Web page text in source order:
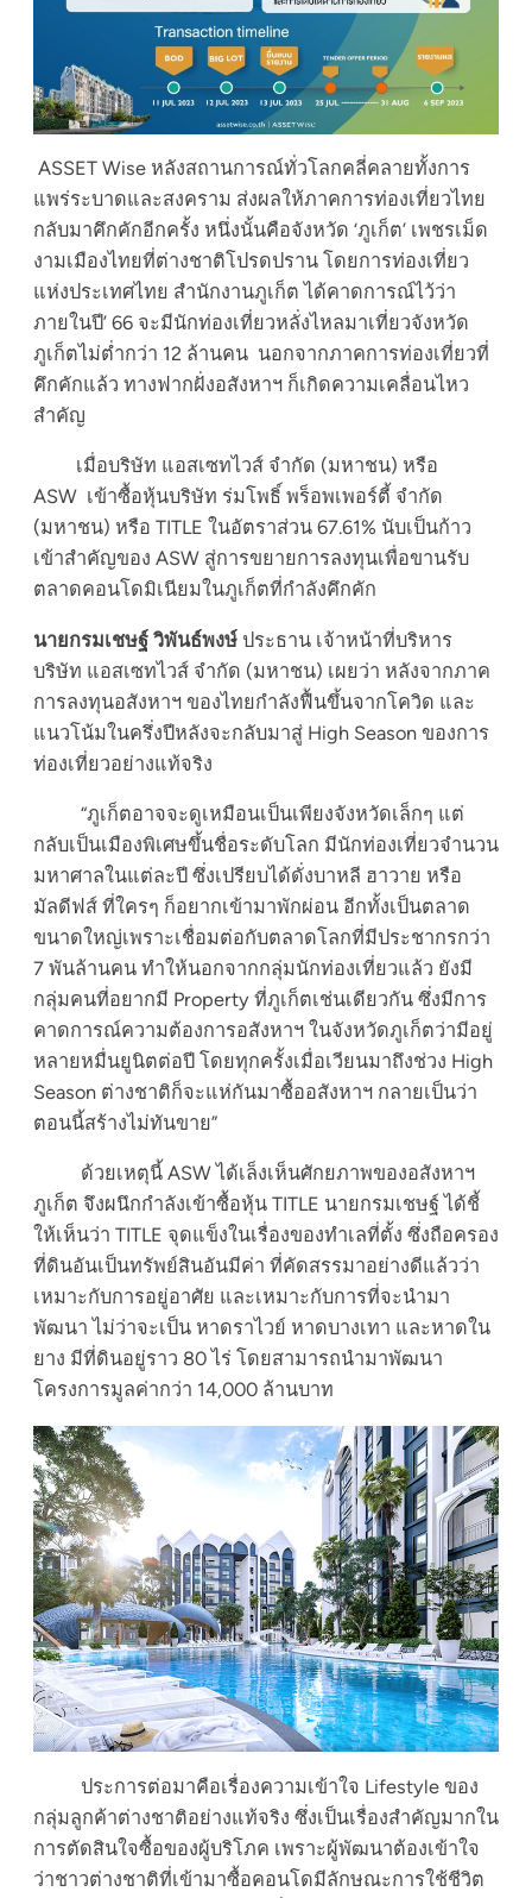
ASSET Wise หลังสถานการณ์ทั่วโลกคลี่คลายทั้งการ
แพร่ระบาดและสงคราม ส่งผลให้ภาคการท่องเที่ยวไทย
กลับมาคึกคักอีกครั้ง หนึ่งนั้นคือจังหวัด ‘ภูเก็ต’ เพชรเม็ด
งามเมืองไทยที่ต่างชาติโปรดปราน โดยการท่องเที่ยว
แห่งประเทศไทย สำนักงานภูเก็ต ได้คาดการณ์ไว้ว่า
ภายในปี’ 66 จะมีนักท่องเที่ยวหลั่งไหลมาเที่ยวจังหวัด
ภูเก็ตไม่ต่ำกว่า 12 ล้านคน นอกจากภาคการท่องเที่ยวที่
คึกคักแล้ว ทางฟากฝั่งอสังหาฯ ก็เกิดความเคลื่อนไหว
สำคัญ
เมื่อบริษัท แอสเซทไวส์ จำกัด (มหาชน) หรือ
ASW เข้าซื้อหุ้นบริษัท ร่มโพธิ์ พร็อพเพอร์ตี้ จำกัด
(มหาชน) หรือ TITLE ในอัตราส่วน 67.61% นับเป็นก้าว
เข้าสำคัญของ ASW สู่การขยายการลงทุนเพื่อขานรับ
ตลาดคอนโดมิเนียมในภูเก็ตที่กำลังคึกคัก
นายกรมเชษฐ์ วิพันธ์พงษ์ ประธาน เจ้าหน้าที่บริหาร
บริษัท แอสเซทไวส์ จำกัด (มหาชน) เผยว่า หลังจากภาค
การลงทุนอสังหาฯ ของไทยกำลังฟื้นขึ้นจากโควิด และ
แนวโน้มในครึ่งปีหลังจะกลับมาสู่ High Season ของการ
ท่องเที่ยวอย่างแท้จริง
“ภูเก็ตอาจจะดูเหมือนเป็นเพียงจังหวัดเล็กๆ แต่
กลับเป็นเมืองพิเศษขึ้นชื่อระดับโลก มีนักท่องเที่ยวจำนวน
มหาศาลในแต่ละปี ซึ่งเปรียบได้ดั่งบาหลี ฮาวาย หรือ
มัลดีฟส์ ที่ใครๆ ก็อยากเข้ามาพักผ่อน อีกทั้งเป็นตลาด
ขนาดใหญ่เพราะเชื่อมต่อกับตลาดโลกที่มีประชากรกว่า
7 พันล้านคน ทำให้นอกจากกลุ่มนักท่องเที่ยวแล้ว ยังมี
กลุ่มคนที่อยากมี Property ที่ภูเก็ตเช่นเดียวกัน ซึ่งมีการ
คาดการณ์ความต้องการอสังหาฯ ในจังหวัดภูเก็ตว่ามีอยู่
หลายหมื่นยูนิตต่อปี โดยทุกครั้งเมื่อเวียนมาถึงช่วง High
Season ต่างชาติก็จะแห่กันมาซื้ออสังหาฯ กลายเป็นว่า
ตอนนี้สร้างไม่ทันขาย”
ด้วยเหตุนี้ ASW ได้เล็งเห็นศักยภาพของอสังหาฯ
ภูเก็ต จึงผนึกกำลังเข้าซื้อหุ้น TITLE นายกรมเชษฐ์ ได้ชี้
ให้เห็นว่า TITLE จุดแข็งในเรื่องของทำเลที่ตั้ง ซึ่งถือครอง
ที่ดินอันเป็นทรัพย์สินอันมีค่า ที่คัดสรรมาอย่างดีแล้วว่า
เหมาะกับการอยู่อาศัย และเหมาะกับการที่จะนำมา
พัฒนา ไม่ว่าจะเป็น หาดราไวย์ หาดบางเทา และหาดใน
ยาง มีที่ดินอยู่ราว 80 ไร่ โดยสามารถนำมาพัฒนา
โครงการมูลค่ากว่า 14,000 ล้านบาท
ประการต่อมาคือเรื่องความเข้าใจ Lifestyle ของ
กลุ่มลูกค้าต่างชาติอย่างแท้จริง ซึ่งเป็นเรื่องสำคัญมากใน
การตัดสินใจซื้อของผู้บริโภค เพราะผู้พัฒนาต้องเข้าใจ
ว่าชาวต่างชาติที่เข้ามาซื้อคอนโดมีลักษณะการใช้ชีวิต